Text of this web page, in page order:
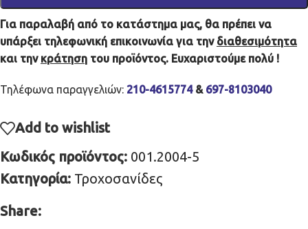
Για παραλαβή από το κατάστημα μας, θα πρέπει να
υπάρξει τηλεφωνική επικοινωνία για την διαθεσιμότητα
και την κράτηση του προϊόντος. Ευχαριστούμε πολύ !
Τηλέφωνα παραγγελιών: 210-4615774& 697-8103040
Add to wishlist
Κωδικός προϊόντος: 001.2004-5
Κατηγορία: Τροχοσανίδες
Share: